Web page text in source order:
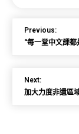
Previous:
“每一堂中文課
Next:
加大力度非遺區